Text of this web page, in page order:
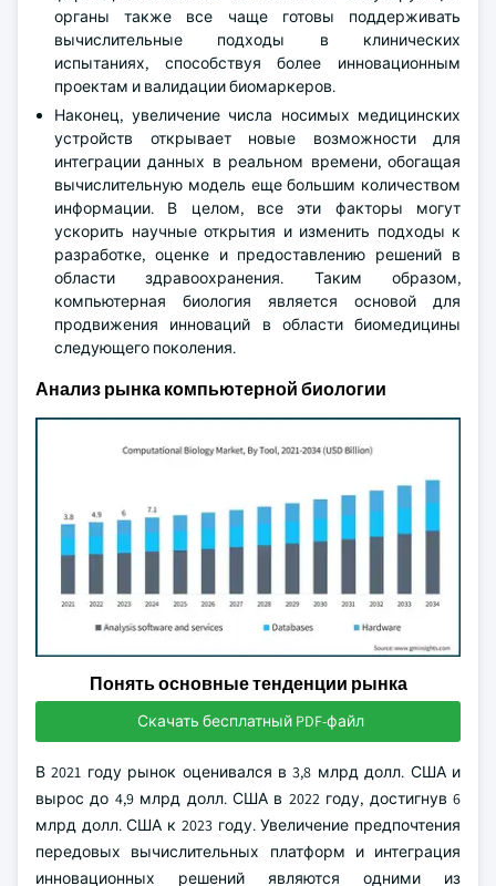
органы также все чаще готовы поддерживать
вычислительные подходы в клинических
испытаниях, способствуя более инновационным
проектам и валидации биомаркеров.
Наконец, увеличение числа носимых медицинских
устройств открывает новые возможности для
интеграции данных в реальном времени, обогащая
вычислительную модель еще большим количеством
информации. В целом, все эти факторы могут
ускорить научные открытия и изменить подходы к
разработке, оценке и предоставлению решений в
области здравоохранения. Таким образом,
компьютерная биология является основой для
продвижения инноваций в области биомедицины
следующего поколения.
Анализ рынка компьютерной биологии
Понять основные тенденции рынка
Скачать бесплатный PDF-файл
В 2021 году рынок оценивался в 3,8 млрд долл. США и
вырос до 4,9 млрд долл. США в 2022 году, достигнув 6
млрд долл. США к 2023 году. Увеличение предпочтения
передовых вычислительных платформ и интеграция
инновационных решений являются одними из